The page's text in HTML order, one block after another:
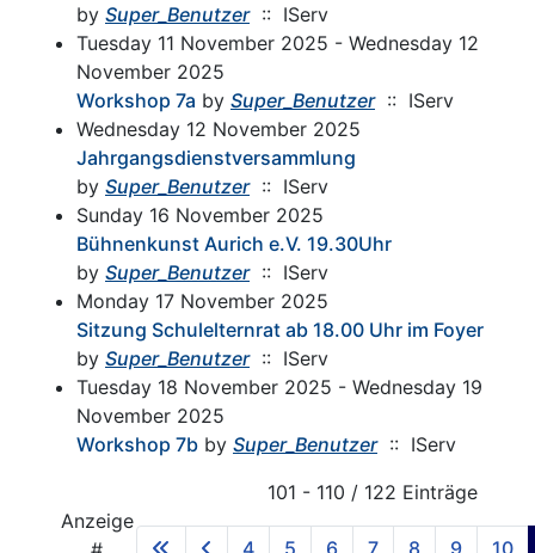
by Super_Benutzer:: IServ
Tuesday 11 November 2025 - Wednesday 12
November 2025
Workshop 7a by Super_Benutzer:: IServ
Wednesday 12 November 2025
Jahrgangsdienstversammlung
by Super_Benutzer:: IServ
Sunday 16 November 2025
Bühnenkunst Aurich e.V. 19.30Uhr
by Super_Benutzer:: IServ
Monday 17 November 2025
Sitzung Schulelternrat ab 18.00 Uhr im Foyer
by Super_Benutzer:: IServ
Tuesday 18 November 2025 - Wednesday 19
November 2025
Workshop 7b by Super_Benutzer:: IServ
101 - 110 / 122 Einträge
Anzeige
4 5 6 7 8 9 10